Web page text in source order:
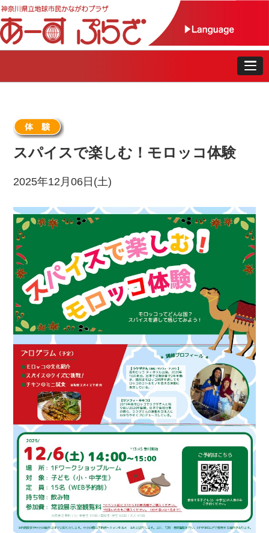
スパイスで楽しむ！モロッコ体験
2025年12月06日(土)